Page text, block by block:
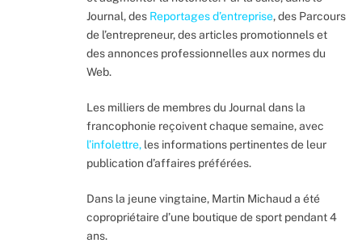
Journal, des Reportages d’entreprise, des Parcours
de l’entrepreneur, des articles promotionnels et
des annonces professionnelles aux normes du
Web.
Les milliers de membres du Journal dans la
francophonie reçoivent chaque semaine, avec
l’infolettre, les informations pertinentes de leur
publication d’affaires préférées.
Dans la jeune vingtaine, Martin Michaud a été
copropriétaire d’une boutique de sport pendant 4
ans.